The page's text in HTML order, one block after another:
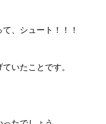
、シュート！！！
いたことです。